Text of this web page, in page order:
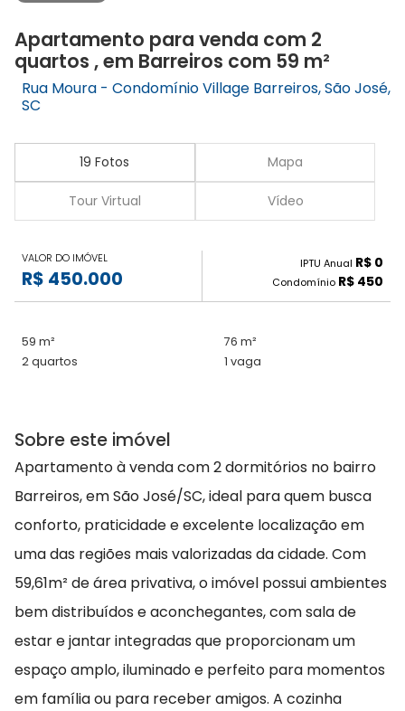
Apartamento para venda com 2
quartos , em Barreiros com 59 m²
Rua Moura - Condomínio Village Barreiros, São José,
SC
19 Fotos Mapa
Tour Virtual Vídeo
VALOR DO IMÓVEL
R$ 450.000
IPTU Anual R$ 0
Condomínio R$ 450
59 m²
76 m²
2 quartos
1 vaga
Sobre este imóvel
Apartamento à venda com 2 dormitórios no bairro
Barreiros, em São José/SC, ideal para quem busca
conforto, praticidade e excelente localização em
uma das regiões mais valorizadas da cidade. Com
59,61m² de área privativa, o imóvel possui ambientes
bem distribuídos e aconchegantes, com sala de
estar e jantar integradas que proporcionam um
espaço amplo, iluminado e perfeito para momentos
em família ou para receber amigos. A cozinha